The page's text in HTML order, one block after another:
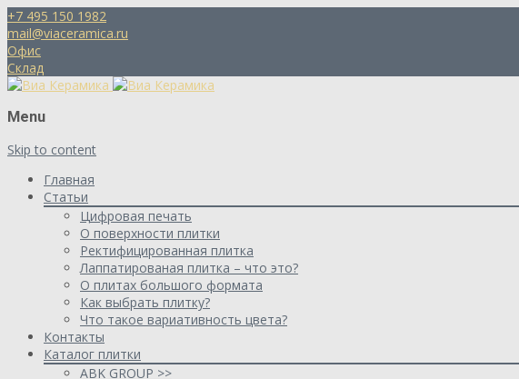
+7 495 150 1982
mail@viaceramica.ru
Офис
Склад
Menu
Skip to content
Главная
Статьи
Цифровая печать
О поверхности плитки
Ректифицированная плитка
Лаппатированая плитка – что это?
О плитах большого формата
Как выбрать плитку?
Что такое вариативность цвета?
Контакты
Каталог плитки
ABK GROUP >>